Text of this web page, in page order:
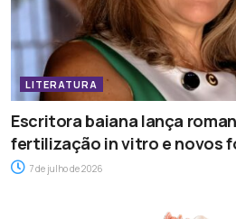
LITERATURA
Escritora baiana lança
fertilização in vitro e novos
7 de julho de 2026